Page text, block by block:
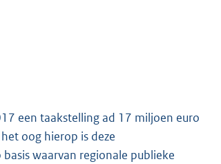
een taakstelling ad 17 miljoen euro
oog hierop is deze
waarvan regionale publieke